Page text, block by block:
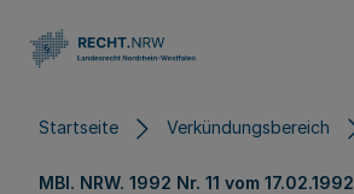
Startseite Verkündungsbereich
MBl. NRW. 1992 Nr. 11 vom 17.02.1992